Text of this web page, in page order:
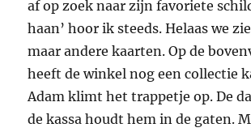
af op zoek naar zijn favoriete
haan’ hoor ik steeds. Helaas we
maar andere kaarten. Op de
heeft de winkel nog een collectie
Adam klimt het trappetje op. De
de kassa houdt hem in de gaten.